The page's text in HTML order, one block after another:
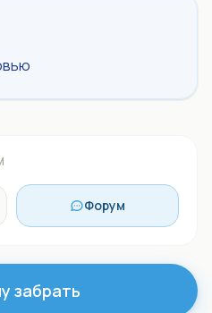
Форум
забрать